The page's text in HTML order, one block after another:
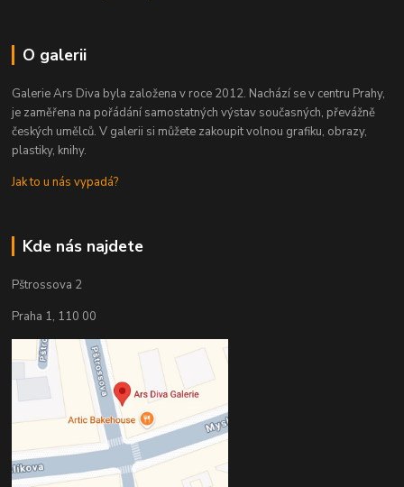
O galerii
Galerie Ars Diva byla založena v roce 2012. Nachází se v centru Prahy,
je zaměřena na pořádání samostatných výstav současných, převážně
českých umělců. V galerii si můžete zakoupit volnou grafiku, obrazy,
plastiky, knihy.
Jak to u nás vypadá?
Kde nás najdete
Pštrossova 2
Praha 1, 110 00